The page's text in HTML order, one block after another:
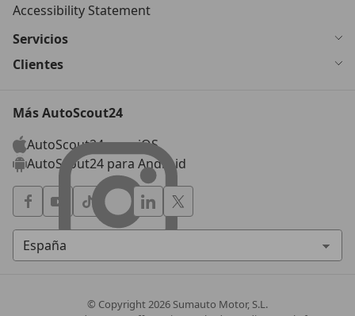
Accessibility Statement
Servicios
Clientes
Más AutoScout24
AutoScout24 para iOS
AutoScout24 para Android
© Copyright2026 Sumauto Motor, S.L.